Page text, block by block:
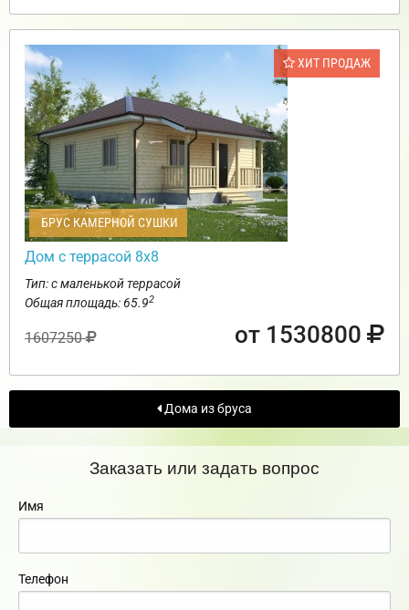
ХИТ ПРОДАЖ
БРУС КАМЕРНОЙ СУШКИ
Дом с террасой 8х8
Тип: с маленькой террасой
Общая площадь: 65.92
1607250 от 1530800
Дома из бруса
Заказать или задать вопрос
Имя
Телефон